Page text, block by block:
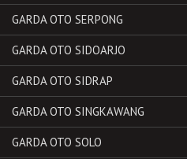
GARDA OTO SERPONG
GARDA OTO SIDOARJO
GARDA OTO SIDRAP
GARDA OTO SINGKAWANG
GARDA OTO SOLO